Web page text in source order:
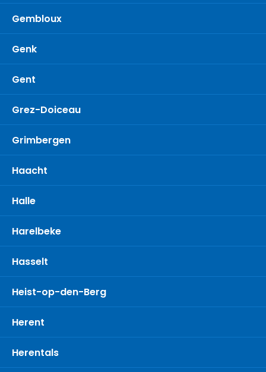
Gembloux
Genk
Gent
Grez-Doiceau
Grimbergen
Haacht
Halle
Harelbeke
Hasselt
Heist-op-den-Berg
Herent
Herentals